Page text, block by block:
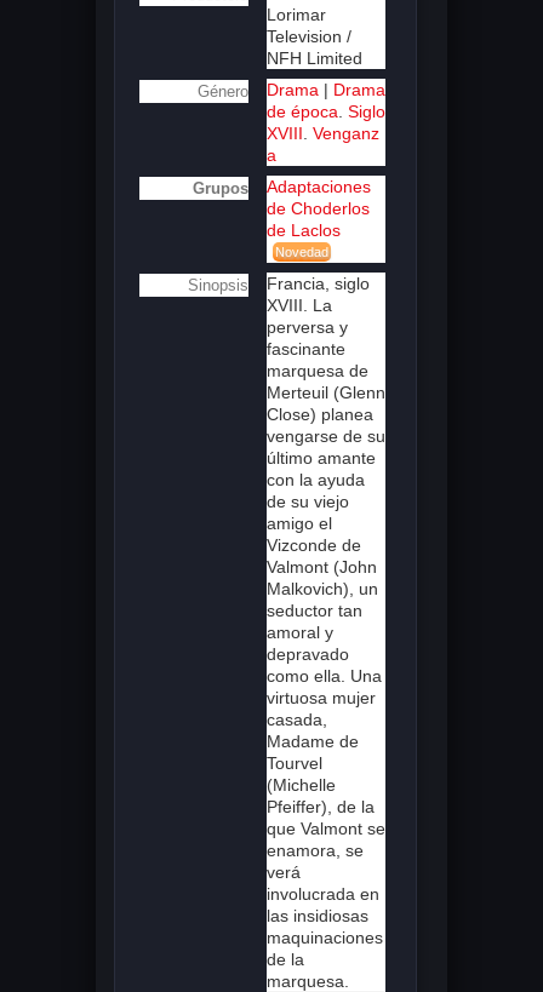
Lorimar
Television /
NFH Limited
Género Drama | Drama
de época Siglo
XVIII Venganz
a
Grupos
Adaptaciones
de Choderlos
de Laclos
Novedad
Sinopsis
Francia, siglo
XVIII. La
perversa y
fascinante
marquesa de
Merteuil (Glenn
Close) planea
vengarse de su
último amante
con la ayuda
de su viejo
amigo el
Vizconde de
Valmont (John
Malkovich), un
seductor tan
amoral y
depravado
como ella. Una
virtuosa mujer
casada,
Madame de
Tourvel
(Michelle
Pfeiffer), de la
que Valmont se
enamora, se
verá
involucrada en
las insidiosas
maquinaciones
de la
marquesa.